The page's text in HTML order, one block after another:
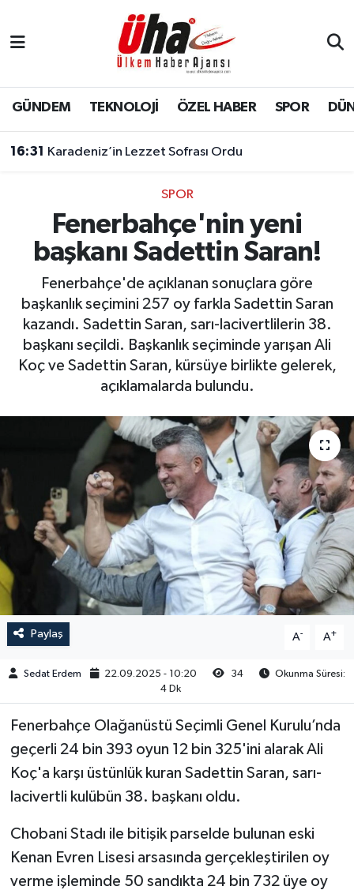
GÜNDEM TEKNOLOJİ ÖZEL HABER SPOR
16:31 Karadeniz’in Lezzet Sofrası Ordu
SPOR
Fenerbahçe'nin yeni
başkanı Sadettin Saran!
Fenerbahçe'de açıklanan sonuçlara göre
başkanlık seçimini 257 oy farkla Sadettin Saran
kazandı. Sadettin Saran, sarı-lacivertlilerin 38.
başkanı seçildi. Başkanlık seçiminde yarışan Ali
Koç ve Sadettin Saran, kürsüye birlikte gelerek,
açıklamalarda bulundu.
Paylaş A- A+
Sedat Erdem 22.09.2025 - 10:20 34
Okunma Süresi:
4 Dk
Fenerbahçe Olağanüstü Seçimli Genel Kurulu’nda
geçerli 24 bin 393 oyun 12 bin 325'ini alarak Ali
Koç'a karşı üstünlük kuran Sadettin Saran, sarı-
lacivertli kulübün 38. başkanı oldu.
Chobani Stadı ile bitişik parselde bulunan eski
Kenan Evren Lisesi arsasında gerçekleştirilen oy
verme işleminde 50 sandıkta 24 bin 732 üye oy
İstanbul Nöbetçi Eczaneler
İstanbul Hava Durumu
Süper Lig Puan Durumu ve Fikstür
Tüm Manşetler
Son Dakika Haberleri
Haber Arşivi